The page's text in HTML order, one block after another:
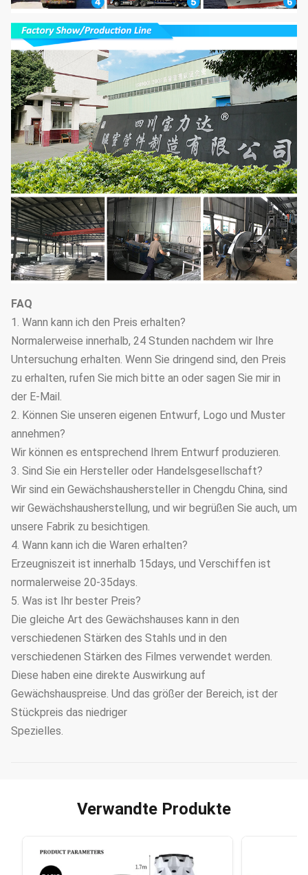
FAQ
1. Wann kann ich den Preis erhalten?
Normalerweise innerhalb, 24 Stunden nachdem wir Ihre
Untersuchung erhalten. Wenn Sie dringend sind, den Preis
zu erhalten, rufen Sie mich bitte an oder sagen Sie mir in
der E-Mail.
2. Können Sie unseren eigenen Entwurf, Logo und Muster
annehmen?
Wir können es entsprechend Ihrem Entwurf produzieren.
3. Sind Sie ein Hersteller oder Handelsgesellschaft?
Wir sind ein Gewächshaushersteller in Chengdu China, sind
wir Gewächshausherstellung, und wir begrüßen Sie auch, um
unsere Fabrik zu besichtigen.
4. Wann kann ich die Waren erhalten?
Erzeugniszeit ist innerhalb 15days, und Verschiffen ist
normalerweise 20-35days.
5. Was ist Ihr bester Preis?
Die gleiche Art des Gewächshauses kann in den
verschiedenen Stärken des Stahls und in den
verschiedenen Stärken des Filmes verwendet werden.
Diese haben eine direkte Auswirkung auf
Gewächshauspreise. Und das größer der Bereich, ist der
Stückpreis das niedriger
Spezielles.
Verwandte Produkte